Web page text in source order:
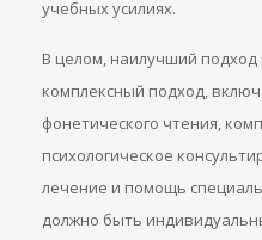
учебных усилиях.
В целом, наилучший
комплексный подход,
фонетического чтения,
психологическое
лечение и помощь
должно быть